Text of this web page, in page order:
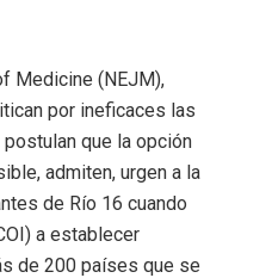
Medicine (NEJM),
por ineficaces las
que la opción
admiten, urgen a la
de Río 16 cuando
a establecer
de 200 países que se